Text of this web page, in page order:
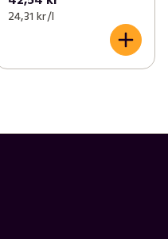
24,31 kr /l